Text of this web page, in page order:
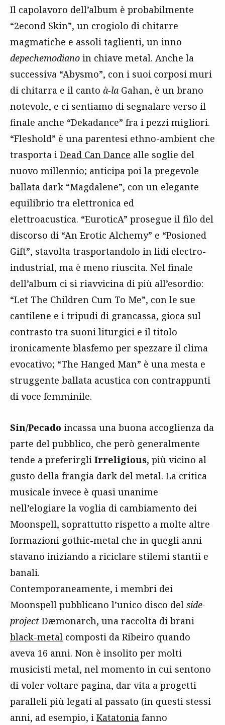
Il capolavoro dell’album è probabilmente
“2econd Skin”, un crogiolo di chitarre
magmatiche e assoli taglienti, un inno
depechemodiano in chiave metal. Anche la
successiva “Abysmo”, con i suoi corposi muri
di chitarra e il canto à-la Gahan, è un brano
notevole, e ci sentiamo di segnalare verso il
finale anche “Dekadance” fra i pezzi migliori.
“Fleshold” è una parentesi ethno-ambient che
trasporta i Dead Can Dance alle soglie del
nuovo millennio; anticipa poi la pregevole
ballata dark “Magdalene”, con un elegante
equilibrio tra elettronica ed
elettroacustica. “EuroticA” prosegue il filo del
discorso di “An Erotic Alchemy” e “Posioned
Gift”, stavolta trasportandolo in lidi electro-
industrial, ma è meno riuscita. Nel finale
dell’album ci si riavvicina di più all’esordio:
“Let The Children Cum To Me”, con le sue
cantilene e i tripudi di grancassa, gioca sul
contrasto tra suoni liturgici e il titolo
ironicamente blasfemo per spezzare il clima
evocativo; “The Hanged Man” è una mesta e
struggente ballata acustica con contrappunti
di voce femminile.
Sin/Pecado incassa una buona accoglienza da
parte del pubblico, che però generalmente
tende a preferirgli Irreligious, più vicino al
gusto della frangia dark del metal. La critica
musicale invece è quasi unanime
nell’elogiare la voglia di cambiamento dei
Moonspell, soprattutto rispetto a molte altre
formazioni gothic-metal che in quegli anni
stavano iniziando a riciclare stilemi stantii e
banali.
Contemporaneamente, i membri dei
Moonspell pubblicano l’unico disco del side-
project Dæmonarch, una raccolta di brani
black-metal composti da Ribeiro quando
aveva 16 anni. Non è insolito per molti
musicisti metal, nel momento in cui sentono
di voler voltare pagina, dar vita a progetti
paralleli più legati al passato (in questi stessi
anni, ad esempio, i Katatonia fanno